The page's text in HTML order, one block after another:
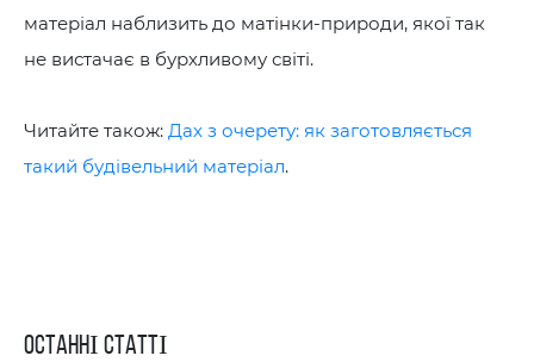
матеріал наблизить до матінки-природи, якої так
не вистачає в бурхливому світі.
Читайте також: Дах з очерету: як заготовляється
такий будівельний матеріал.
ОСТАННІ СТАТТІ